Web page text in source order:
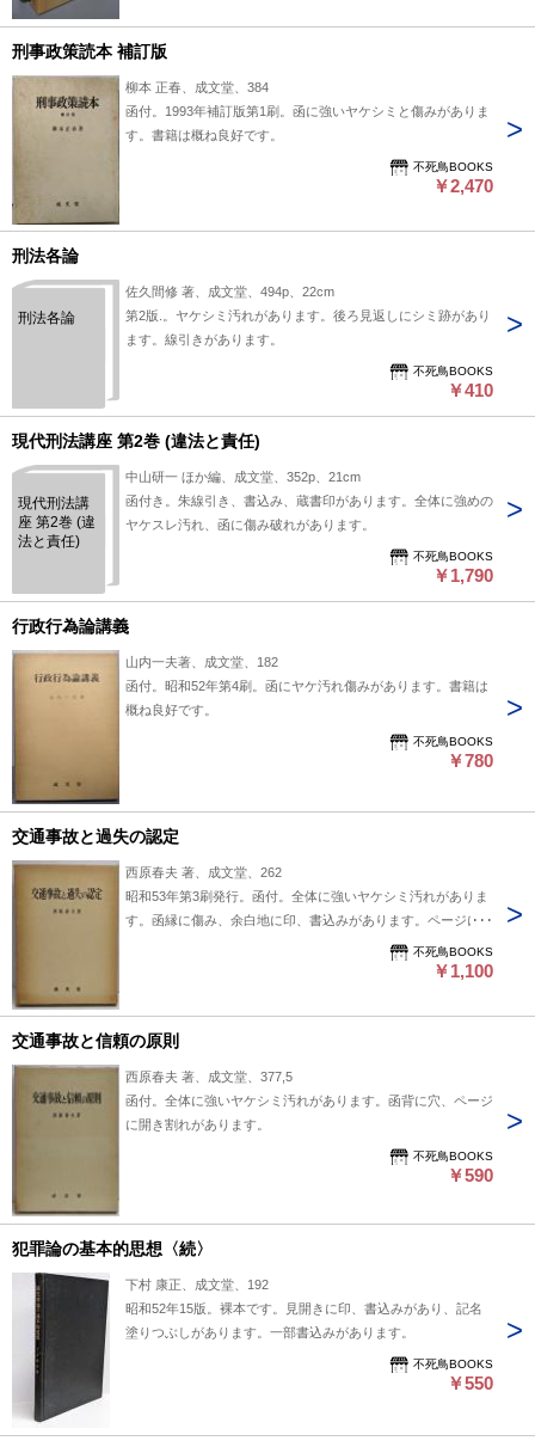
刑事政策読本 補訂版
柳本 正春、成文堂、384
函付。1993年補訂版第1刷。函に強いヤケシミと傷みがありま
す。書籍は概ね良好です。
不死鳥BOOKS
￥2,470
刑法各論
刑法各論
佐久間修 著、成文堂、494p、22cm
第2版.。ヤケシミ汚れがあります。後ろ見返しにシミ跡があり
ます。線引きがあります。
不死鳥BOOKS
￥410
現代刑法講座 第2巻 (違法と責任)
現代刑法講
座 第2巻 (違
法と責任)
中山研一 ほか編、成文堂、352p、21cm
函付き。朱線引き、書込み、蔵書印があります。全体に強めの
ヤケスレ汚れ、函に傷み破れがあります。
不死鳥BOOKS
￥1,790
行政行為論講義
山内一夫著、成文堂、182
函付。昭和52年第4刷。函にヤケ汚れ傷みがあります。書籍は
概ね良好です。
不死鳥BOOKS
￥780
交通事故と過失の認定
西原春夫 著、成文堂、262
昭和53年第3刷発行。函付。全体に強いヤケシミ汚れがありま
す。函縁に傷み、余白地に印、書込みがあります。ページに線
不死鳥BOOKS
￥1,100
交通事故と信頼の原則
西原春夫 著、成文堂、377,5
函付。全体に強いヤケシミ汚れがあります。函背に穴、ページ
に開き割れがあります。
不死鳥BOOKS
￥590
犯罪論の基本的思想〈続〉
下村 康正、成文堂、192
昭和52年15版。裸本です。見開きに印、書込みがあり、記名
塗りつぶしがあります。一部書込みがあります。
不死鳥BOOKS
￥550